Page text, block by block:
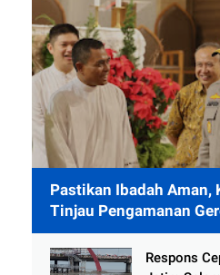
Pastikan Ibadah Aman,
Tinjau Pengamanan
Gading
Respons